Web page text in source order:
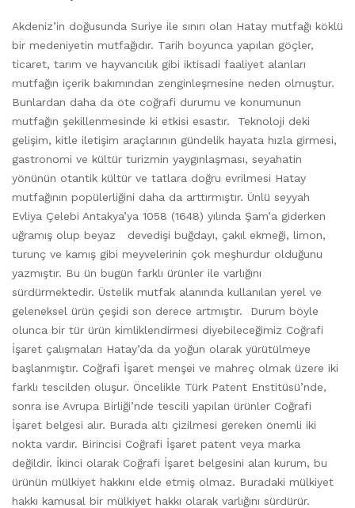
Akdeniz’in doğusunda Suriye ile sınırı olan Hatay mutfağı köklü
bir medeniyetin mutfağıdır. Tarih boyunca yapılan göçler,
ticaret, tarım ve hayvancılık gibi iktisadi faaliyet alanları
mutfağın içerik bakımından zenginleşmesine neden olmuştur.
Bunlardan daha da öte coğrafi durumu ve konumunun
mutfağın şekillenmesinde ki etkisi esastır. Teknoloji deki
gelişim, kitle iletişim araçlarının gündelik hayata hızla girmesi,
gastronomi ve kültür turizmin yaygınlaşması, seyahatin
yönünün otantik kültür ve tatlara doğru evrilmesi Hatay
mutfağının popülerliğini daha da arttırmıştır. Ünlü seyyah
Evliya Çelebi Antakya’ya 1058 (1648) yılında Şam’a giderken
uğramış olup beyaz devedişi buğdayı, çakıl ekmeği, limon,
turunç ve kamış gibi meyvelerinin çok meşhurdur olduğunu
yazmıştır. Bu ün bugün farklı ürünler ile varlığını
sürdürmektedir. Üstelik mutfak alanında kullanılan yerel ve
geleneksel ürün çeşidi son derece artmıştır. Durum böyle
olunca bir tür ürün kimliklendirmesi diyebileceğimiz Coğrafi
İşaret çalışmaları Hatay’da da yoğun olarak yürütülmeye
başlanmıştır. Coğrafi İşaret menşei ve mahreç olmak üzere iki
farklı tescilden oluşur. Öncelikle Türk Patent Enstitüsü’nde,
sonra ise Avrupa Birliği’nde tescili yapılan ürünler Coğrafi
İşaret belgesi alır. Burada altı çizilmesi gereken önemli iki
nokta vardır. Birincisi Coğrafi İşaret patent veya marka
değildir. İkinci olarak Coğrafi İşaret belgesini alan kurum, bu
ürünün mülkiyet hakkını elde etmiş olmaz. Buradaki mülkiyet
hakkı kamusal bir mülkiyet hakkı olarak varlığını sürdürür.